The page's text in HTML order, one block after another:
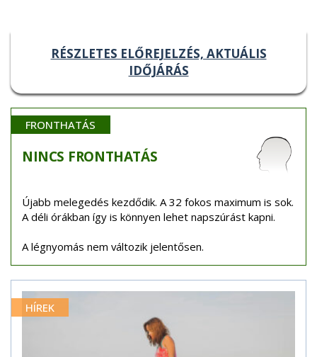
RÉSZLETES ELŐREJELZÉS, AKTUÁLIS
IDŐJÁRÁS
FRONTHATÁS
NINCS FRONTHATÁS
Újabb melegedés kezdődik. A 32 fokos maximum is sok.
A déli órákban így is könnyen lehet napszúrást kapni.
A légnyomás nem változik jelentősen.
HÍREK